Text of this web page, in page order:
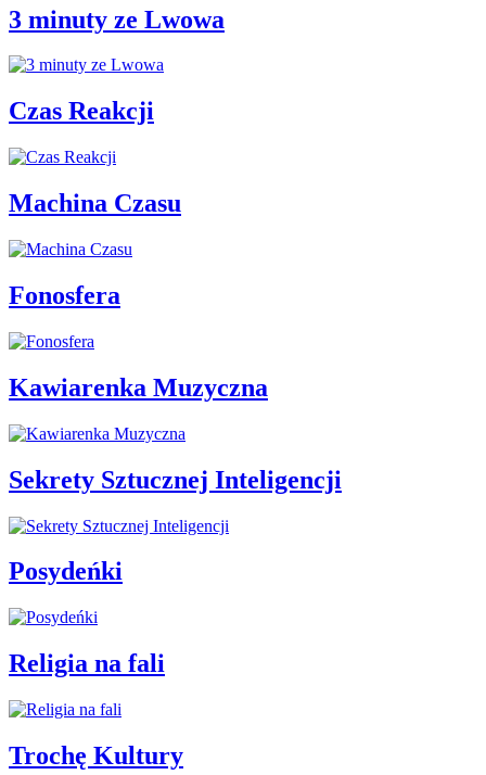
3 minuty ze Lwowa
Czas Reakcji
Machina Czasu
Fonosfera
Kawiarenka Muzyczna
Sekrety Sztucznej Inteligencji
Posydeńki
Religia na fali
Trochę Kultury